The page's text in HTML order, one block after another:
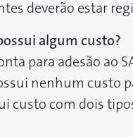
deverão estar
algum custo?
para adesão ao
nenhum custo
custo com dois